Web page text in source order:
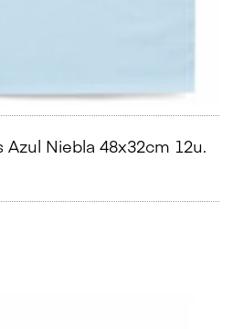
Niebla 48x32cm 12u.